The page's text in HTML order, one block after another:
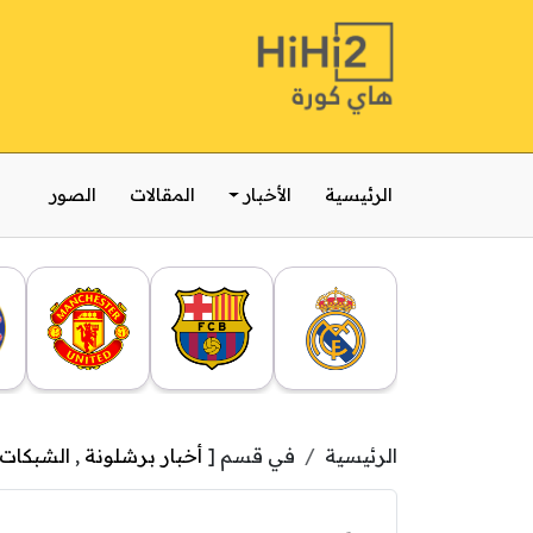
الرئيسية الأخبار المقالات الصور
الرئيسية في قسم [ أخبار برشلونة , الشبكات